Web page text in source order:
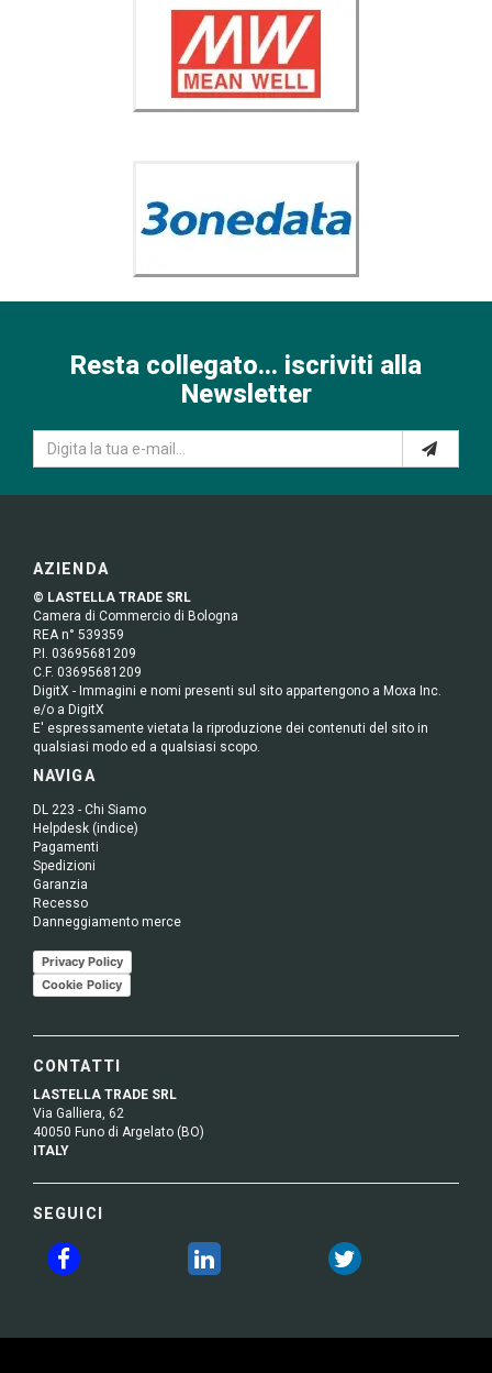
Resta collegato... iscriviti alla
Newsletter
AZIENDA
© LASTELLA TRADE SRL
Camera di Commercio di Bologna
REA n° 539359
P.I. 03695681209
C.F. 03695681209
DigitX - Immagini e nomi presenti sul sito appartengono a Moxa Inc.
e/o a DigitX
E' espressamente vietata la riproduzione dei contenuti del sito in
qualsiasi modo ed a qualsiasi scopo.
NAVIGA
DL 223 - Chi Siamo
Helpdesk (indice)
Pagamenti
Spedizioni
Garanzia
Recesso
Danneggiamento merce
Privacy Policy
Cookie Policy
CONTATTI
LASTELLA TRADE SRL
Via Galliera, 62
40050 Funo di Argelato (BO)
ITALY
SEGUICI